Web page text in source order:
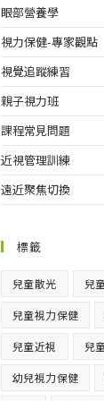
眼部營養學
視力保健-專家觀點
視覺追蹤練習
親子視力班
課程常見問題
近視管理訓練
遠近聚焦切換
標籤
兒童散光 兒
兒童視力保健
兒童近視 兒
幼兒視力保健